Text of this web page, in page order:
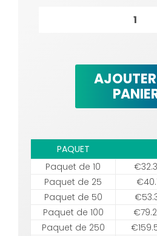
PAQUET
Paquet de 10
Paquet de 25
Paquet de 50
Paquet de 100
Paquet de 250